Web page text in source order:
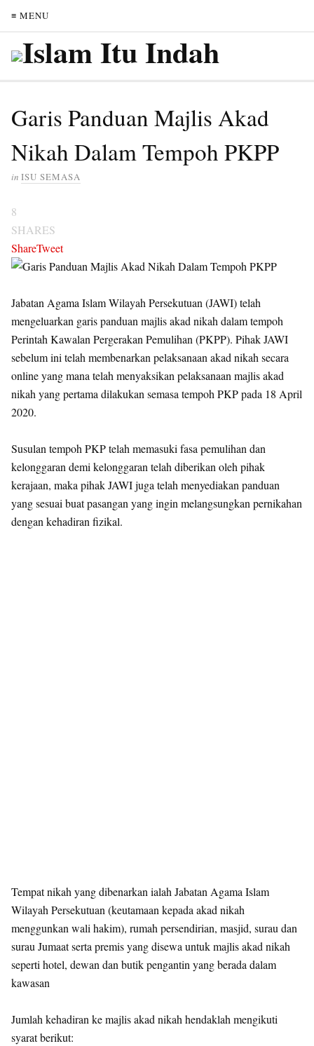
≡ MENU
Garis Panduan Majlis Akad
Nikah Dalam Tempoh PKPP
in ISU SEMASA
8
SHARES
ShareTweet
Jabatan Agama Islam Wilayah Persekutuan (JAWI) telah
mengeluarkan garis panduan majlis akad nikah dalam tempoh
Perintah Kawalan Pergerakan Pemulihan (PKPP). Pihak JAWI
sebelum ini telah membenarkan pelaksanaan akad nikah secara
online yang mana telah menyaksikan pelaksanaan majlis akad
nikah yang pertama dilakukan semasa tempoh PKP pada 18 April
2020.
Susulan tempoh PKP telah memasuki fasa pemulihan dan
kelonggaran demi kelonggaran telah diberikan oleh pihak
kerajaan, maka pihak JAWI juga telah menyediakan panduan
yang sesuai buat pasangan yang ingin melangsungkan pernikahan
dengan kehadiran fizikal.
Tempat nikah yang dibenarkan ialah Jabatan Agama Islam
Wilayah Persekutuan (keutamaan kepada akad nikah
menggunkan wali hakim), rumah persendirian, masjid, surau dan
surau Jumaat serta premis yang disewa untuk majlis akad nikah
seperti hotel, dewan dan butik pengantin yang berada dalam
kawasan
Jumlah kehadiran ke majlis akad nikah hendaklah mengikuti
syarat berikut: